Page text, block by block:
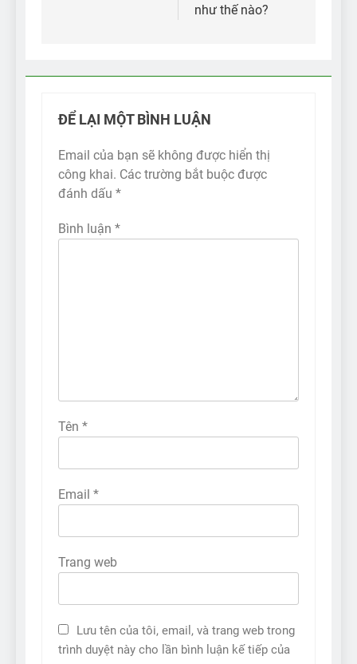
như thế nào?
ĐỂ LẠI MỘT BÌNH LUẬN
Email của bạn sẽ không được hiển thị
công khai. Các trường bắt buộc được
đánh dấu *
Bình luận *
Tên *
Email *
Trang web
Lưu tên của tôi, email, và trang web trong
trình duyệt này cho lần bình luận kế tiếp của